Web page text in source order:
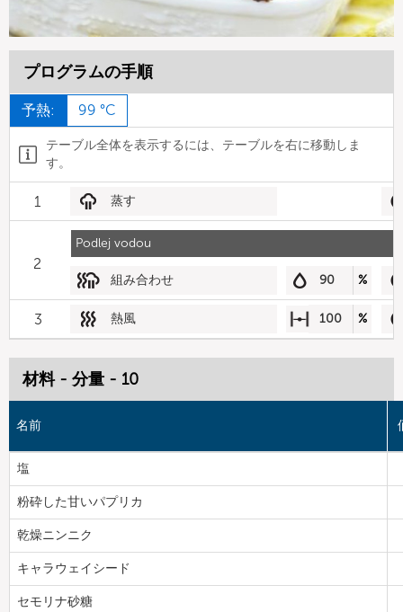
プログラムの手順
予熱: 99 °C
テーブル全体を表示するには、テーブルを右に移動しま
す。
1 蒸す
Podlej vodou
2
組み合わせ 90 %
3 熱風 100 %
材料 - 分量 - 10
名前
塩
粉砕した甘いパプリカ
乾燥ニンニク
キャラウェイシード
セモリナ砂糖